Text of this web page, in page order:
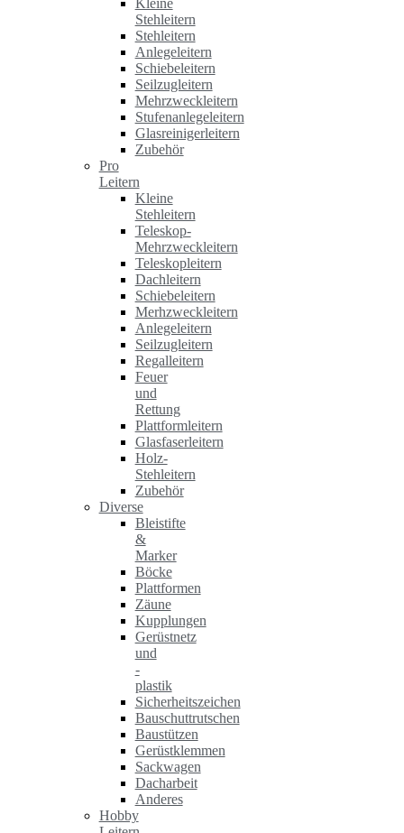
Stehleitern
Stehleitern
Anlegeleitern
Schiebeleitern
Seilzugleitern
Mehrzweckleitern
Stufenanlegeleitern
Glasreinigerleitern
Zubehör
Pro
Leitern
Kleine
Stehleitern
Teleskop-
Mehrzweckleitern
Teleskopleitern
Dachleitern
Schiebeleitern
Merhzweckleitern
Anlegeleitern
Seilzugleitern
Regalleitern
Feuer
und
Rettung
Plattformleitern
Glasfaserleitern
Holz-
Stehleitern
Zubehör
Diverse
Bleistifte
&
Marker
Böcke
Plattformen
Zäune
Kupplungen
Gerüstnetz
und
-
plastik
Sicherheitszeichen
Bauschuttrutschen
Baustützen
Gerüstklemmen
Sackwagen
Dacharbeit
Anderes
Hobby